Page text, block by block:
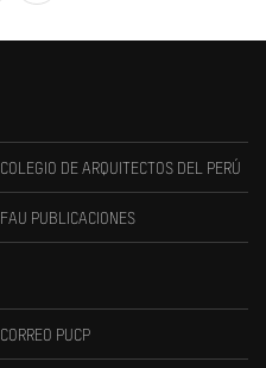
COLEGIO DE ARQUITECTOS DEL PERÚ
FAU PUBLICACIONES
CORREO PUCP